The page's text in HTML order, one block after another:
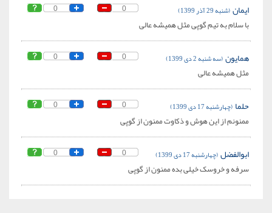
0 0 ایمان(شنبه 29 آذر 1399)
با سلام به تیم گوپی مثل همیشه عالی
0 0 همایون(سه شنبه 2 دی 1399)
مثل همیشه عالی
0 0 حلما (چهارشنبه 17 دی 1399)
ممنونم از این هوش و ذکاوت ممنون از گوپی
0 0 ابوالفضل(چهارشنبه 17 دی 1399)
سرفه و خروسک خیلی بده ممنون از گوپی